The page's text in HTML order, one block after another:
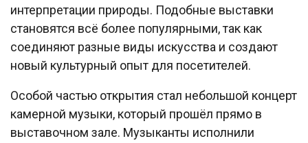
интерпретации природы. Подобные выставки
становятся всё более популярными, так как
соединяют разные виды искусства и создают
новый культурный опыт для посетителей.
Особой частью открытия стал небольшой концерт
камерной музыки, который прошёл прямо в
выставочном зале. Музыканты исполнили